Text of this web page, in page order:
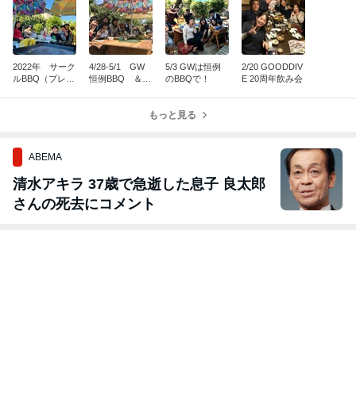
2022年 サーク
ルBBQ（プレ開
4/28-5/1 GW
恒例BBQ ＆
5/3 GWは恒例
のBBQで！
2/20 GOODDIV
E 20周年飲み会
もっと見る
ABEMA
清水アキラ 37歳で急逝した息子 良太郎
さんの死去にコメント